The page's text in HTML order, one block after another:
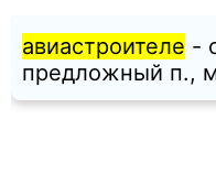
авиастроителе -
предложный п.,